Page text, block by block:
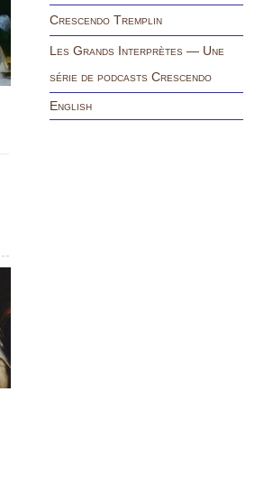
Crescendo Tremplin
Les Grands Interprètes — Une
série de podcasts Crescendo
English